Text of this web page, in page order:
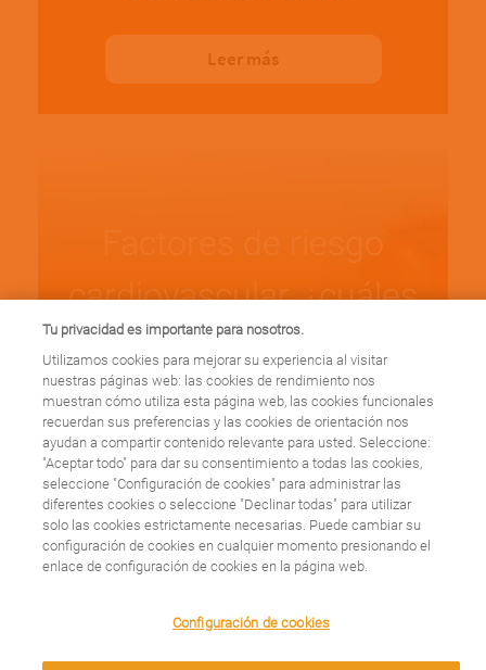
Leer más
Factores de riesgo
cardiovascular, ¿cuáles
son?
Leer más
Mito: La insuficiencia
cardíaca significa que
Tu privacidad es importante para nosotros.
Utilizamos cookies para mejorar su experiencia al visitar
nuestras páginas web: las cookies de rendimiento nos
muestran cómo utiliza esta página web, las cookies funcionales
recuerdan sus preferencias y las cookies de orientación nos
ayudan a compartir contenido relevante para usted. Seleccione:
"Aceptar todo" para dar su consentimiento a todas las cookies,
seleccione "Configuración de cookies" para administrar las
diferentes cookies o seleccione "Declinar todas" para utilizar
solo las cookies estrictamente necesarias. Puede cambiar su
configuración de cookies en cualquier momento presionando el
enlace de configuración de cookies en la página web.
Configuración de cookies
We use cookies on this site to enhance your user